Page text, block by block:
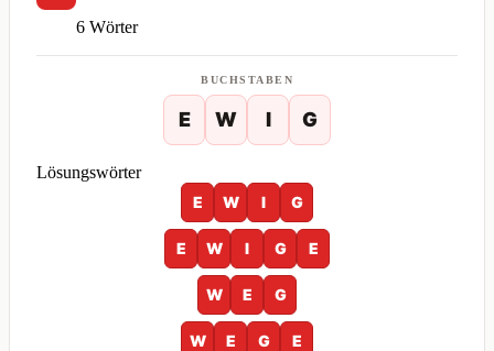
6 Wörter
BUCHSTABEN
E W I G
Lösungswörter
E
W I G
E W I G E
W E G
W E G E